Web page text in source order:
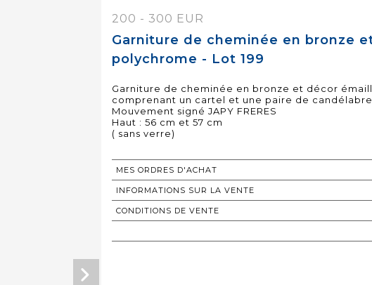
200 - 300 EUR
Garniture de cheminée en bronze
polychrome - Lot 199
Garniture de cheminée en bronze et décor
comprenant un cartel et une paire de
Mouvement signé JAPY FRERES
Haut : 56 cm et 57 cm
( sans verre)
MES ORDRES D'ACHAT
INFORMATIONS SUR LA VENTE
CONDITIONS DE VENTE